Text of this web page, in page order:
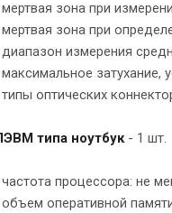
мертвая зона при
мертвая зона при
диапазон измерения
максимальное
типы оптических
типа ноутбук- 1 шт.
частота процессора: не
объем оперативной